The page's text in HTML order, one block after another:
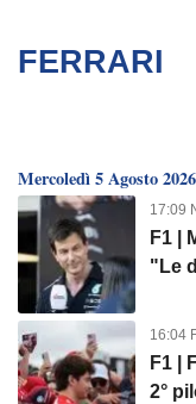
FERRARI
Mercoledì 5 Agosto 2026
17:09
F1 |
"Le
16:04
F1 |
2°